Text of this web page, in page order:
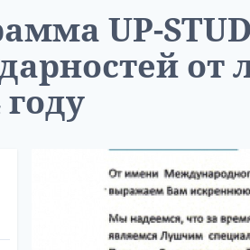
UP-
году